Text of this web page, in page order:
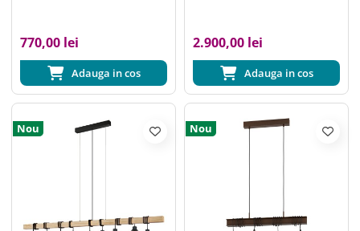
770,00 lei
Adauga in cos
2.900,00 lei
Adauga in cos
Nou Nou